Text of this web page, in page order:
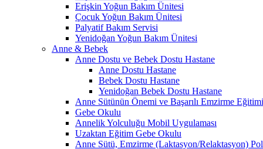
Erişkin Yoğun Bakım Ünitesi
Çocuk Yoğun Bakım Ünitesi
Palyatif Bakım Servisi
Yenidoğan Yoğun Bakım Ünitesi
Anne & Bebek
Anne Dostu ve Bebek Dostu Hastane
Anne Dostu Hastane
Bebek Dostu Hastane
Yenidoğan Bebek Dostu Hastane
Anne Sütünün Önemi ve Başarılı Emzirme Eğitimi
Gebe Okulu
Annelik Yolculuğu Mobil Uygulaması
Uzaktan Eğitim Gebe Okulu
Anne Sütü, Emzirme (Laktasyon/Relaktasyon)